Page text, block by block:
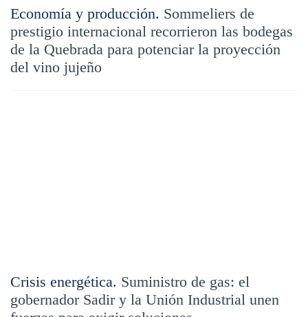
Economía y producción. Sommeliers de
prestigio internacional recorrieron las bodegas
de la Quebrada para potenciar la proyección
del vino jujeño
Crisis energética. Suministro de gas: el
gobernador Sadir y la Unión Industrial unen